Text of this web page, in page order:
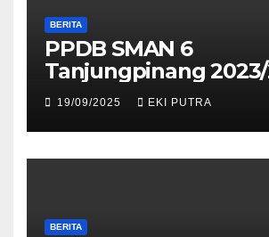
BERITA
PPDB SMAN 6
Tanjungpinang
19/09/2025 EKI PUTRA
BERITA